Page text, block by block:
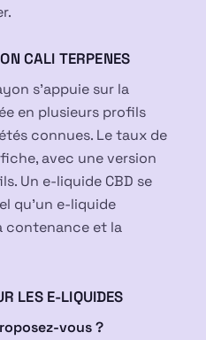
CALI TERPENES
s’appuie sur la
en plusieurs profils
connues. Le taux de
avec une version
Un e-liquide CBD se
qu’un e-liquide
contenance et la
LES E-LIQUIDES
vous ?